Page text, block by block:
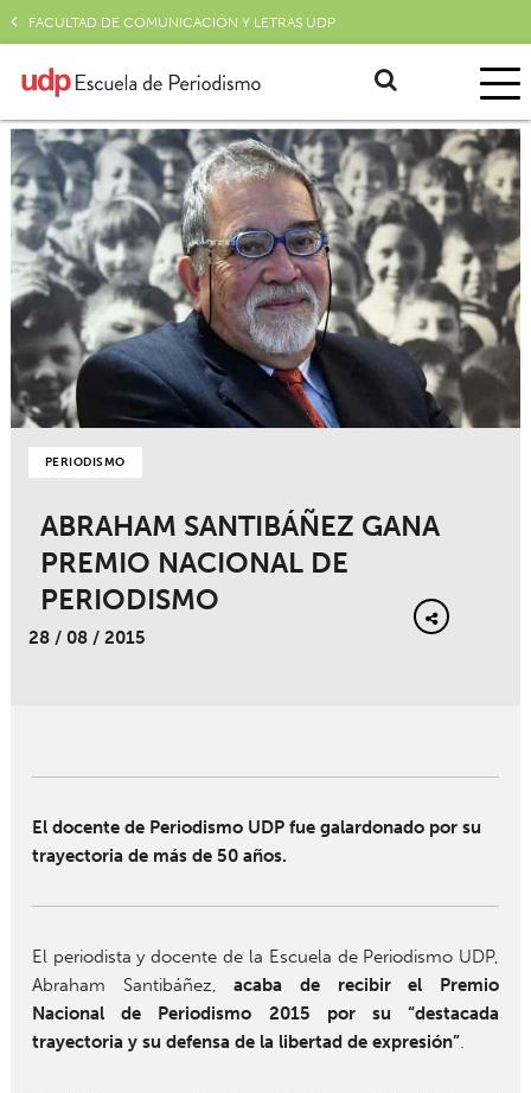
FACULTAD DE COMUNICACIÓN Y LETRAS UDP
PERIODISMO
ABRAHAM SANTIBÁÑEZ GANA
PREMIO NACIONAL DE
PERIODISMO
28 / 08 / 2015
El docente de Periodismo UDP fue galardonado por su
trayectoria de más de 50 años.
El periodista y docente de la Escuela de Periodismo UDP,
Abraham Santibáñez,acaba de recibir el Premio
Nacional de Periodismo 2015 por su “destacada
trayectoria y su defensa de la libertad de expresión”.